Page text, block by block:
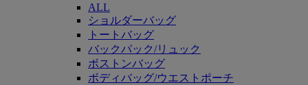
ALL
ショルダーバッグ
トートバッグ
バックパック/リュック
ボストンバッグ
ボディバッグ/ウエストポーチ